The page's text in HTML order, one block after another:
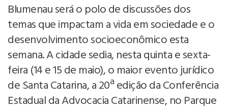
Blumenau será o polo de discussões dos
temas que impactam a vida em sociedade e o
desenvolvimento socioeconômico esta
semana. A cidade sedia, nesta quinta e sexta-
feira (14 e 15 de maio), o maior evento jurídico
de Santa Catarina, a 20ª edição da Conferência
Estadual da Advocacia Catarinense, no Parque